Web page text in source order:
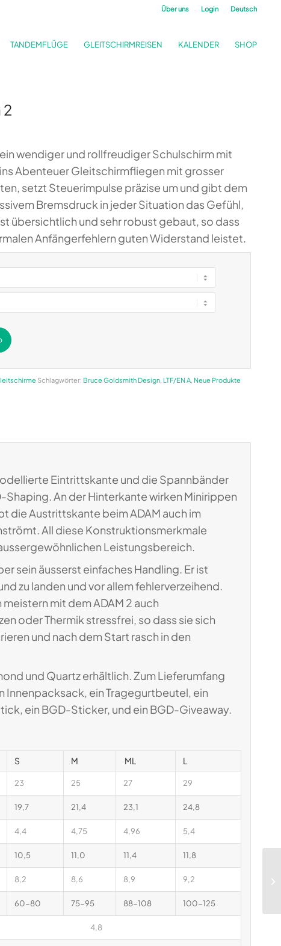
Über uns Login Deutsch
TANDEMFLÜGE GLEITSCHIRMREISEN KALENDER SHOP
wendiger und rollfreudiger Schulschirm mit
Abenteuer Gleitschirmfliegen mit grosser
setzt Steuerimpulse präzise um und gibt dem
Bremsdruck in jeder Situation das Gefühl,
übersichtlich und sehr robust gebaut, so dass
Anfängerfehlern guten Widerstand leistet.
Schlagwörter: Bruce Goldsmith Design, LTF/EN A, Neue Produkte
Eintrittskante und die Spannbänder
An der Hinterkante wirken Minirippen
Austrittskante beim ADAM auch im
All diese Konstruktionsmerkmale
Leistungsbereich.
sein äusserst einfaches Handling. Er ist
zu landen und vor allem fehlerverzeihend.
mit dem ADAM 2 auch
oder Thermik stressfrei, so dass sie sich
und nach dem Start rasch in den
und Quartz erhältlich. Zum Lieferumfang
Innenpacksack, ein Tragegurtbeutel, ein
ein BGD-Sticker, und ein BGD-Giveaway.
S M ML L
23 25 27 29
19,7 21,4 23,1 24,8
4,4 4,75 4,96 5,4
10,5 11,0 11,4 11,8
8,2 8,6 8,9 9,2
60-80 75-95 88-108 100-125
4,8